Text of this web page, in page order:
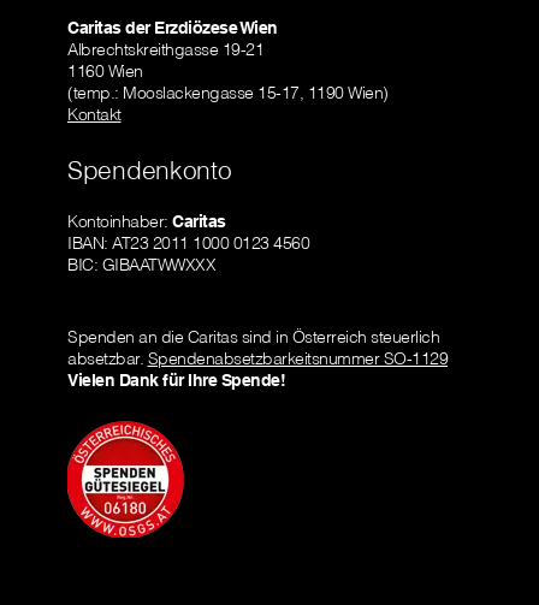
Caritas der Erzdiözese Wien
Albrechtskreithgasse 19-21
1160 Wien
(temp.: Mooslackengasse 15-17, 1190 Wien)
Kontakt
Spendenkonto
Kontoinhaber: Caritas
IBAN: AT23 2011 1000 0123 4560
BIC: GIBAATWWXXX
Spenden an die Caritas sind in Österreich steuerlich
absetzbar. Spendenabsetzbarkeitsnummer SO-1129
Vielen Dank für Ihre Spende!